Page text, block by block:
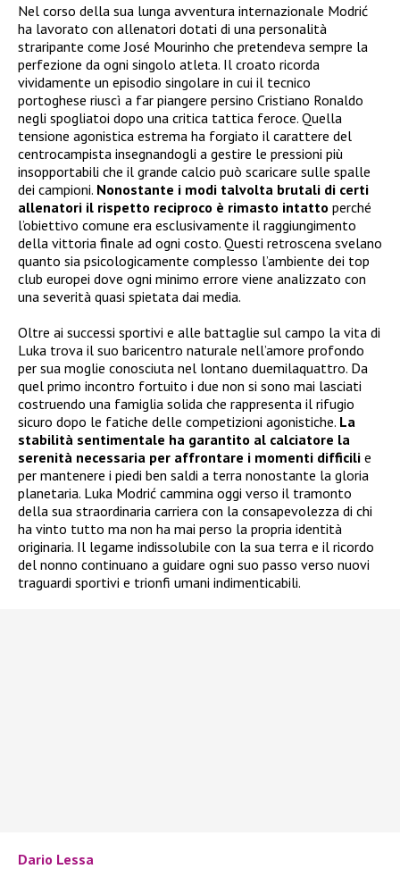
Nel corso della sua lunga avventura internazionale Modrić
ha lavorato con allenatori dotati di una personalità
straripante come José Mourinho che pretendeva sempre la
perfezione da ogni singolo atleta. Il croato ricorda
vividamente un episodio singolare in cui il tecnico
portoghese riuscì a far piangere persino Cristiano Ronaldo
negli spogliatoi dopo una critica tattica feroce. Quella
tensione agonistica estrema ha forgiato il carattere del
centrocampista insegnandogli a gestire le pressioni più
insopportabili che il grande calcio può scaricare sulle spalle
dei campioni. Nonostante i modi talvolta brutali di certi
allenatori il rispetto reciproco è rimasto intatto perché
l’obiettivo comune era esclusivamente il raggiungimento
della vittoria finale ad ogni costo. Questi retroscena svelano
quanto sia psicologicamente complesso l’ambiente dei top
club europei dove ogni minimo errore viene analizzato con
una severità quasi spietata dai media.
Oltre ai successi sportivi e alle battaglie sul campo la vita di
Luka trova il suo baricentro naturale nell’amore profondo
per sua moglie conosciuta nel lontano duemilaquattro. Da
quel primo incontro fortuito i due non si sono mai lasciati
costruendo una famiglia solida che rappresenta il rifugio
sicuro dopo le fatiche delle competizioni agonistiche. La
stabilità sentimentale ha garantito al calciatore la
serenità necessaria per affrontare i momenti difficili e
per mantenere i piedi ben saldi a terra nonostante la gloria
planetaria. Luka Modrić cammina oggi verso il tramonto
della sua straordinaria carriera con la consapevolezza di chi
ha vinto tutto ma non ha mai perso la propria identità
originaria. Il legame indissolubile con la sua terra e il ricordo
del nonno continuano a guidare ogni suo passo verso nuovi
traguardi sportivi e trionfi umani indimenticabili.
Dario Lessa